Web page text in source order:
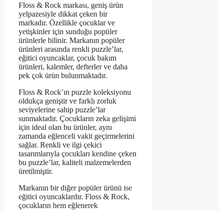
Floss & Rock markası, geniş ürün
yelpazesiyle dikkat çeken bir
markadır. Özellikle çocuklar ve
yetişkinler için sunduğu popüler
ürünlerle bilinir. Markanın popüler
ürünleri arasında renkli puzzle’lar,
eğitici oyuncaklar, çocuk bakım
ürünleri, kalemler, defterler ve daha
pek çok ürün bulunmaktadır.
Floss & Rock’ın puzzle koleksiyonu
oldukça geniştir ve farklı zorluk
seviyelerine sahip puzzle’lar
sunmaktadır. Çocukların zeka gelişimi
için ideal olan bu ürünler, aynı
zamanda eğlenceli vakit geçirmelerini
sağlar. Renkli ve ilgi çekici
tasarımlarıyla çocukları kendine çeken
bu puzzle’lar, kaliteli malzemelerden
üretilmiştir.
Markanın bir diğer popüler ürünü ise
eğitici oyuncaklardır. Floss & Rock,
çocukların hem eğlenerek